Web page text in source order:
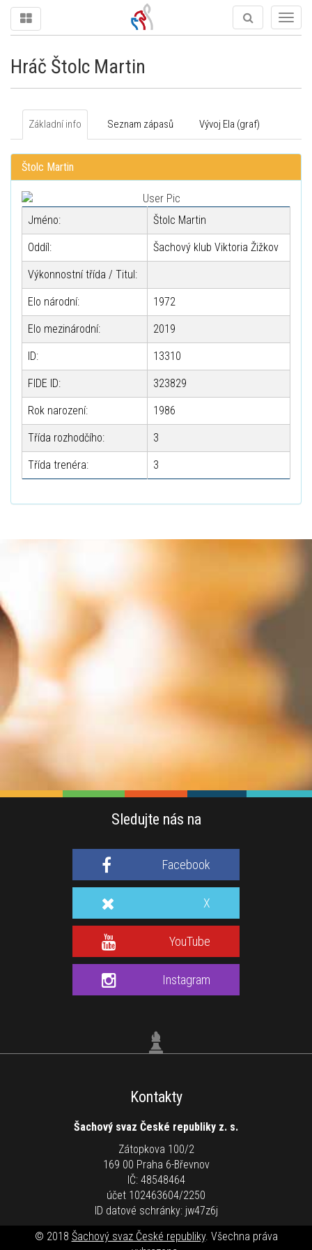
Hráč Štolc Martin
Základní info Seznam zápasů Vývoj Ela (graf)
Štolc Martin
Jméno: Štolc Martin
Oddíl: Šachový klub Viktoria Žižkov
Výkonnostní třída / Titul:
Elo národní: 1972
Elo mezinárodní: 2019
ID: 13310
FIDE ID: 323829
Rok narození: 1986
Třída rozhodčího: 3
Třída trenéra: 3
Sledujte nás na
Facebook
X
YouTube
Instagram
Kontakty
Šachový svaz České republiky z. s.
Zátopkova 100/2
169 00 Praha 6-Břevnov
IČ: 48548464
účet 102463604/2250
ID datové schránky: jw47z6j
© 2018 Šachový svaz České republiky. Všechna práva